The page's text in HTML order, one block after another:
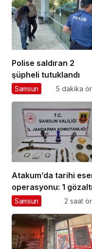
Polise saldıran 2
şüpheli tutuklandı
Samsun 5 dakika
Atakum’da tarihi
operasyonu: 1 gözaltı
Samsun 2 saat